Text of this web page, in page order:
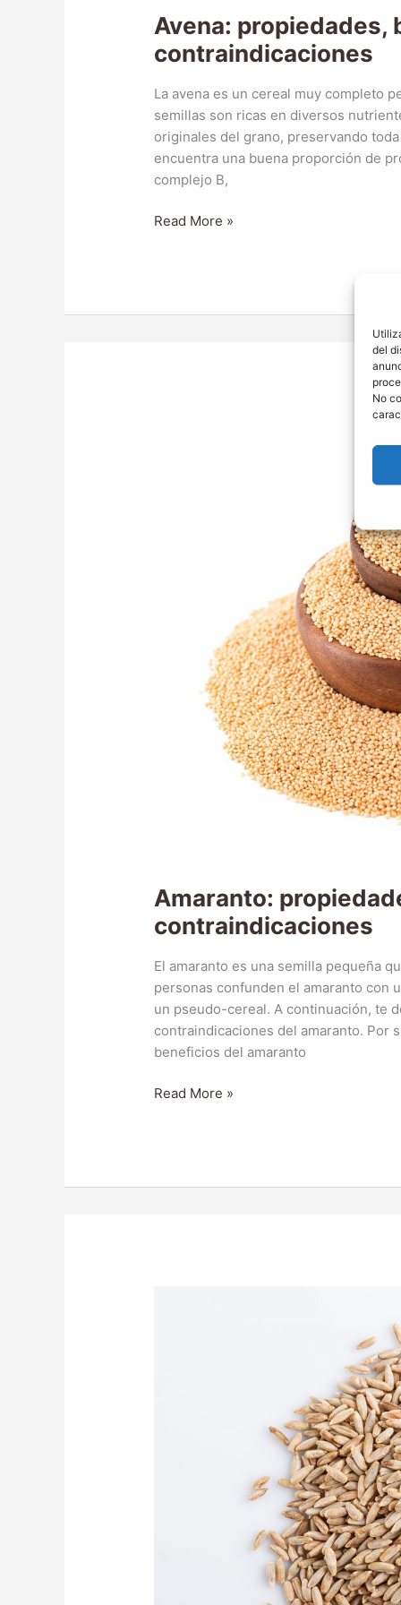
del
No
Avena: propiedades,
contraindicaciones
La avena es un cereal muy completo
semillas son ricas en diversos
originales del grano, preservando
encuentra una buena proporción de
complejo B,
Avena:
Read More »
Amaranto:
contraindicaciones
El amaranto es una semilla pequeña
personas confunden el amaranto con
un pseudo-cereal. A continuación, te
contraindicaciones del amaranto. Por
beneficios del amaranto
Amaranto:
Read More »